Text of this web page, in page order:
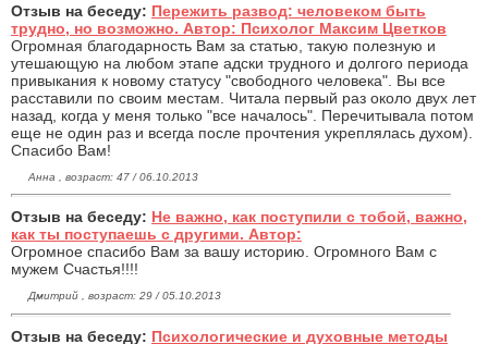
Отзыв на беседу: Пережить развод: человеком быть
трудно, но возможно. Автор: Психолог Максим Цветков
Огромная благодарность Вам за статью, такую полезную и
утешающую на любом этапе адски трудного и долгого периода
привыкания к новому статусу "свободного человека". Вы все
расставили по своим местам. Читала первый раз около двух лет
назад, когда у меня только "все началось". Перечитывала потом
еще не один раз и всегда после прочтения укреплялась духом).
Спасибо Вам!
Анна , возраст: 47 / 06.10.2013
Отзыв на беседу: Не важно, как поступили с тобой, важно,
как ты поступаешь с другими. Автор:
Огромное спасибо Вам за вашу историю. Огромного Вам с
мужем Счастья!!!!
Дмитрий , возраст: 29 / 05.10.2013
Отзыв на беседу: Психологические и духовные методы